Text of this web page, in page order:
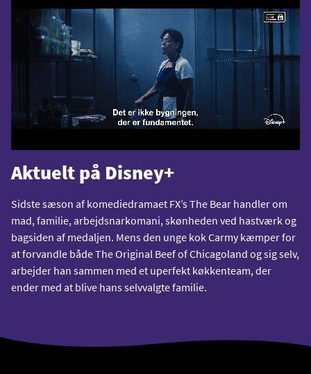
Aktuelt på Disney+
Sidste sæson af komediedramaet FX’s The Bear handler om
mad, familie, arbejdsnarkomani, skønheden ved hastværk og
bagsiden af medaljen. Mens den unge kok Carmy kæmper for
at forvandle både The Original Beef of Chicagoland og sig selv,
arbejder han sammen med et uperfekt køkkenteam, der
ender med at blive hans selvvalgte familie.